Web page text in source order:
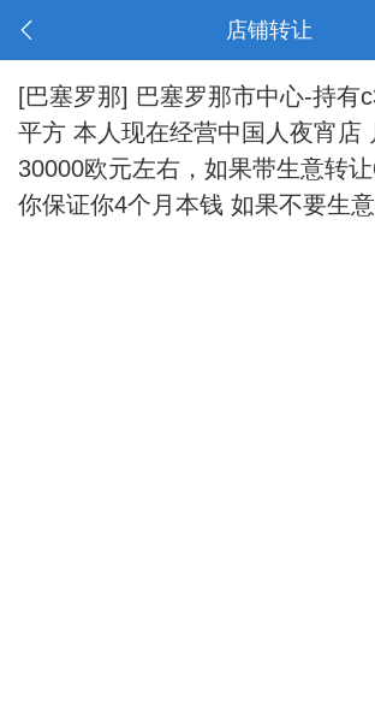
店铺转让
[巴塞罗那] 巴塞罗那市中心-持有
平方 本人现在经营中国人夜宵店
30000欧元左右，如果带生意转
你保证你4个月本钱 如果不要生